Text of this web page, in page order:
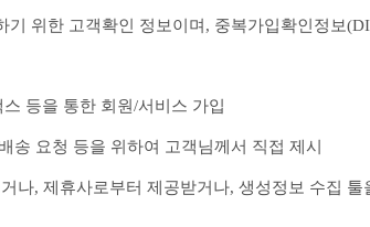
위한 고객확인 정보이며, 중복가입확인정보
등을 통한 회원/서비스 가입
송 요청 등을 위하여 고객님께서 직접 제시
나, 제휴사로부터 제공받거나, 생성정보 수집 툴